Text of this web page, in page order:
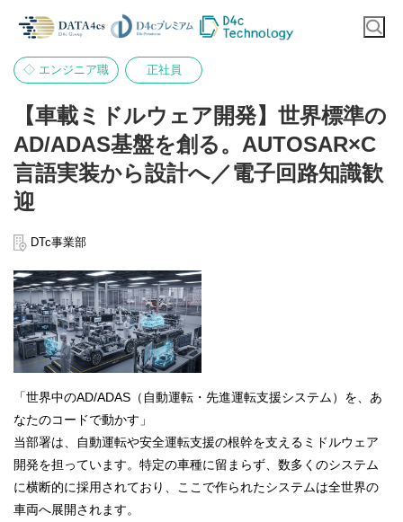
◇ エンジニア職 正社員
【車載ミドルウェア開発】世界標準の
AD/ADAS基盤を創る。AUTOSAR×C
言語実装から設計へ／電子回路知識歓
迎
DTc事業部
「世界中のAD/ADAS（自動運転・先進運転支援システム）を、あ
なたのコードで動かす」
当部署は、自動運転や安全運転支援の根幹を支えるミドルウェア
開発を担っています。特定の車種に留まらず、数多くのシステム
に横断的に採用されており、ここで作られたシステムは全世界の
車両へ展開されます。